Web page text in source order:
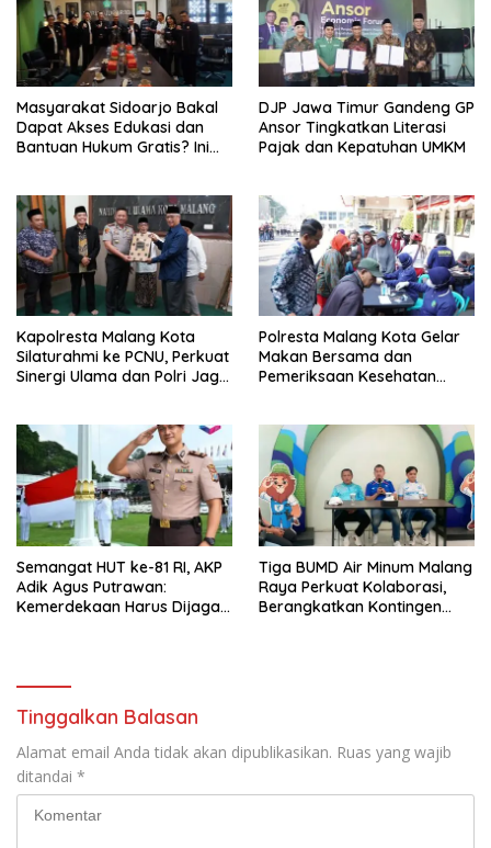
Masyarakat Sidoarjo Bakal
Dapat Akses Edukasi dan
Bantuan Hukum Gratis? Ini
DJP Jawa Timur Gandeng GP
Ansor Tingkatkan Literasi
Pajak dan Kepatuhan UMKM
Kapolresta Malang Kota
Silaturahmi ke PCNU, Perkuat
Sinergi Ulama dan Polri Jaga
Polresta Malang Kota Gelar
Makan Bersama dan
Pemeriksaan Kesehatan
Semangat HUT ke-81 RI, AKP
Adik Agus Putrawan:
Kemerdekaan Harus Dijaga
Tiga BUMD Air Minum Malang
Raya Perkuat Kolaborasi,
Berangkatkan Kontingen
Tinggalkan Balasan
Alamat email Anda tidak akan dipublikasikan. Ruas yang wajib
ditandai *